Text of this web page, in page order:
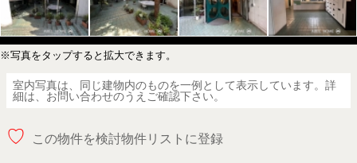
※写真をタップすると拡大できます。
室内写真は、同じ建物内のものを一例として表示しています。詳
細は、お問い合わせのうえご確認下さい。
♡ この物件を検討物件リストに登録